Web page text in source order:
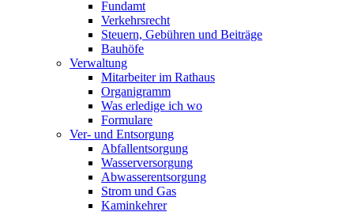
Fundamt
Verkehrsrecht
Steuern, Gebühren und Beiträge
Bauhöfe
Verwaltung
Mitarbeiter im Rathaus
Organigramm
Was erledige ich wo
Formulare
Ver- und Entsorgung
Abfallentsorgung
Wasserversorgung
Abwasserentsorgung
Strom und Gas
Kaminkehrer